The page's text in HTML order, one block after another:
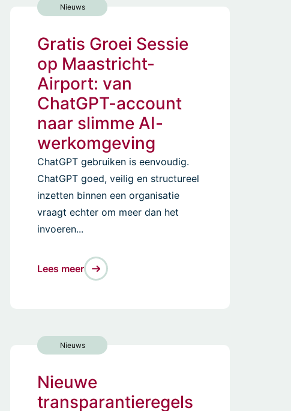
Nieuws
Gratis Groei Sessie
op Maastricht-
Airport: van
ChatGPT-account
naar slimme AI-
werkomgeving
ChatGPT gebruiken is eenvoudig.
ChatGPT goed, veilig en structureel
inzetten binnen een organisatie
vraagt echter om meer dan het
invoeren...
Lees meer
Nieuws
Nieuwe
transparantieregels